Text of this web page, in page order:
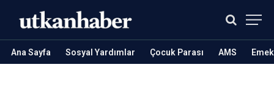
Ana Sayfa Sosyal Yardımlar Çocuk Parası AMS